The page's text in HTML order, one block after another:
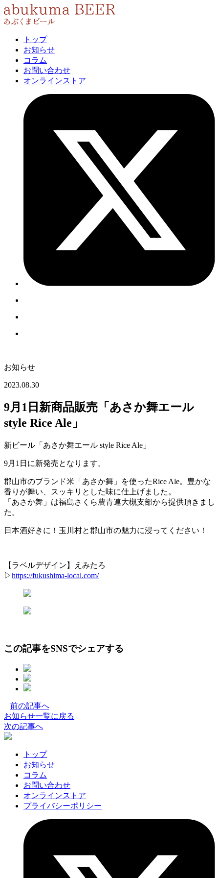
トップ
お知らせ
コラム
お問い合わせ
オンラインストア
お知らせ
2023.08.30
9月1日新商品販売「あさか舞エール
style Rice Ale」
新ビール「あさか舞エール style Rice Ale」
9月1日に新発売となります。
郡山市のブランド米「あさか舞」を使ったRice Ale。豊かな
香りが舞い、スッキリとした味に仕上げました。
「あさか舞」は福島さくら農青連大槻支部から提供頂きまし
た。
日本酒好きに！玉川村と郡山市の魅力に浸ってください！
【ラベルデザイン】えみたろ
▷https://fukushima-local.com/
この記事をSNSでシェアする
facebook
の
シ
ア
ボ
タ
twitter
の
ェ
ア
ボ
LINE
シ
ェ
ア
ン
前の記事へ
お知らせ一覧に戻る
次の記事へ
トップ
お知らせ
コラム
お問い合わせ
オンラインストア
プライバシーポリシー